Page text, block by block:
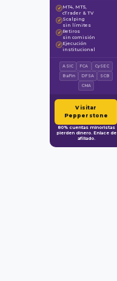
✓ MT4, MT5,
cTrader & TV
✓ Scalping
sin límites
✓ Retiros
sin comisión
✓ Ejecución
institucional
ASIC FCA
CySEC
BaFin
DFSA
SCB
CMA
Visitar
Pepperstone
80% cuentas minoristas
pierden dinero. Enlace de
afiliado.